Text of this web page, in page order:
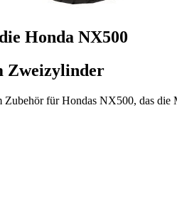
Honda NX500
Zweizylinder
für Hondas NX500, das die